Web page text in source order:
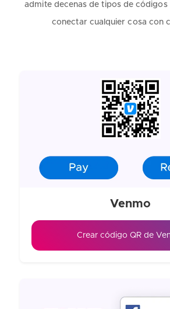
admite decenas de tipos de códigos
conectar cualquier cosa con
Venmo
Crear código QR de